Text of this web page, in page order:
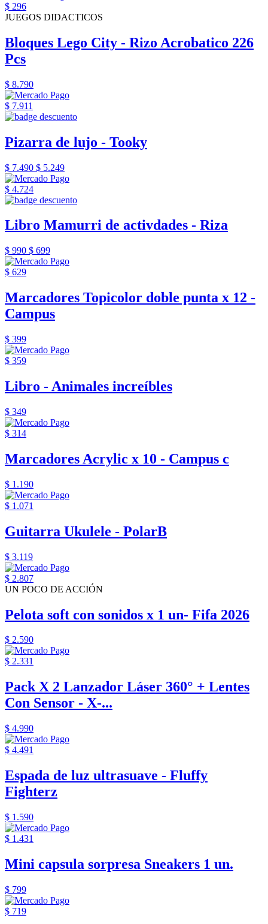
$ 296
JUEGOS DIDACTICOS
Bloques Lego City - Rizo Acrobatico 226
Pcs
$ 8.790
$ 7.911
Pizarra de lujo - Tooky
$ 7.490 $ 5.249
$ 4.724
Libro Mamurri de activdades - Riza
$ 990 $ 699
$ 629
Marcadores Topicolor doble punta x 12 -
Campus
$ 399
$ 359
Libro - Animales increíbles
$ 349
$ 314
Marcadores Acrylic x 10 - Campus c
$ 1.190
$ 1.071
Guitarra Ukulele - PolarB
$ 3.119
$ 2.807
UN POCO DE ACCIÓN
Pelota soft con sonidos x 1 un- Fifa 2026
$ 2.590
$ 2.331
Pack X 2 Lanzador Láser 360° + Lentes
Con Sensor - X-...
$ 4.990
$ 4.491
Espada de luz ultrasuave - Fluffy
Fighterz
$ 1.590
$ 1.431
Mini capsula sorpresa Sneakers 1 un.
$ 799
$ 719